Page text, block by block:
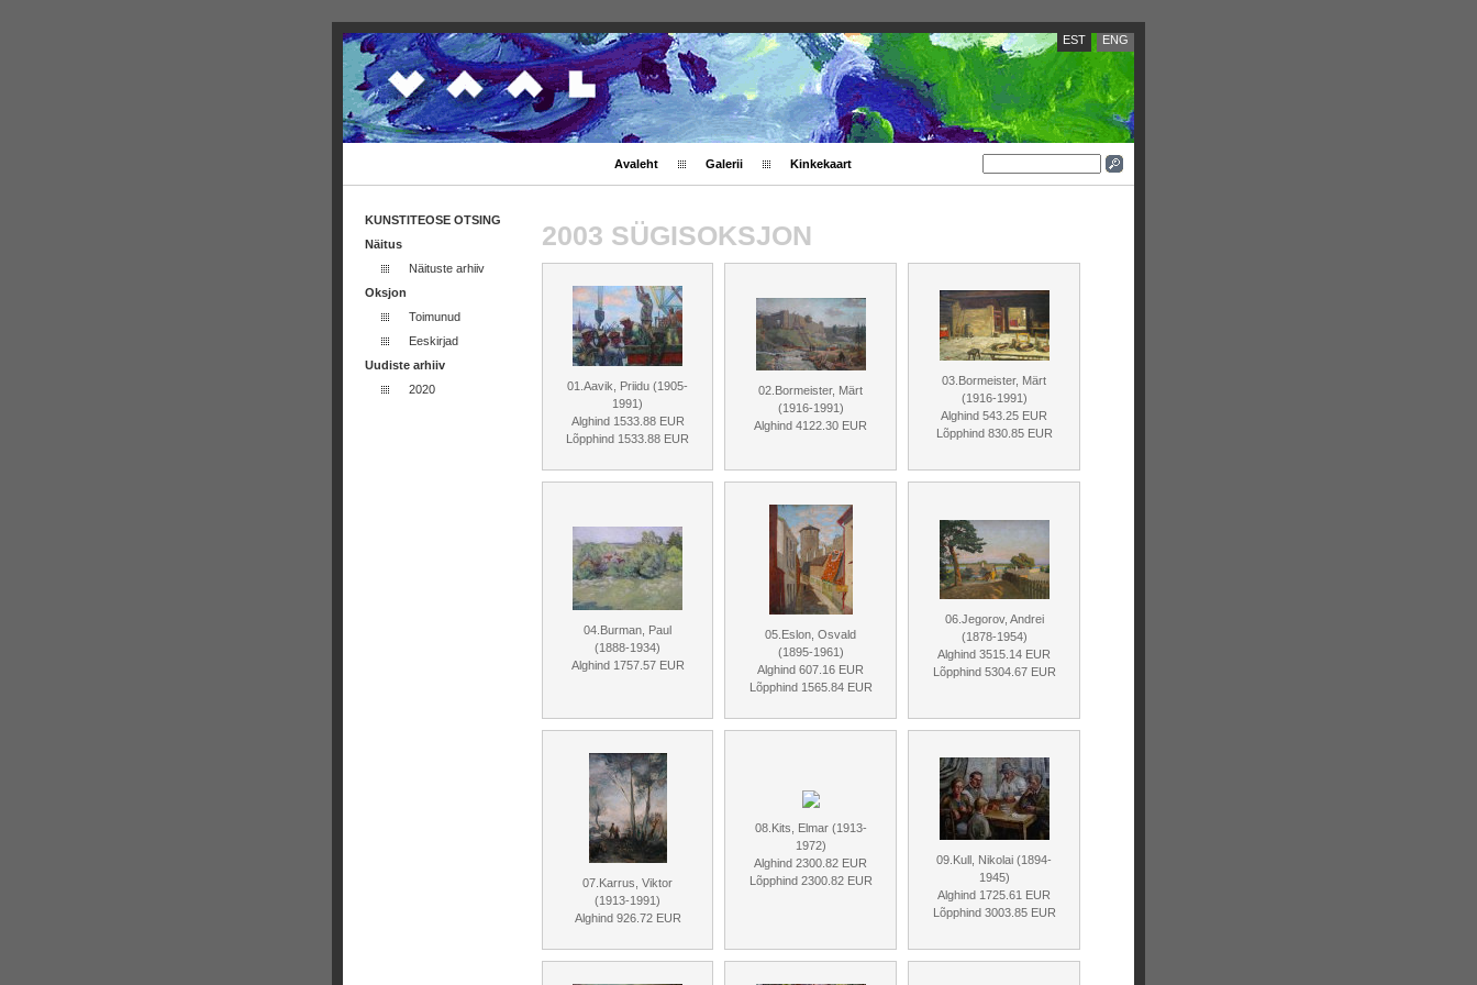
EST ENG
Avaleht Galerii Kinkekaart
KUNSTITEOSE OTSING
Näitus
Näituste arhiiv
Oksjon
Toimunud
Eeskirjad
Uudiste arhiiv
2020
2003 SÜGISOKSJON
01.Aavik, Priidu (1905-
1991)
Alghind 1533.88 EUR
Lõpphind 1533.88 EUR
02.Bormeister, Märt
(1916-1991)
Alghind 4122.30 EUR
03.Bormeister, Märt
(1916-1991)
Alghind 543.25 EUR
Lõpphind 830.85 EUR
04.Burman, Paul
(1888-1934)
Alghind 1757.57 EUR
05.Eslon, Osvald
(1895-1961)
Alghind 607.16 EUR
Lõpphind 1565.84 EUR
06.Jegorov, Andrei
(1878-1954)
Alghind 3515.14 EUR
Lõpphind 5304.67 EUR
07.Karrus, Viktor
(1913-1991)
Alghind 926.72 EUR
08.Kits, Elmar (1913-
1972)
Alghind 2300.82 EUR
Lõpphind 2300.82 EUR
09.Kull, Nikolai (1894-
1945)
Alghind 1725.61 EUR
Lõpphind 3003.85 EUR